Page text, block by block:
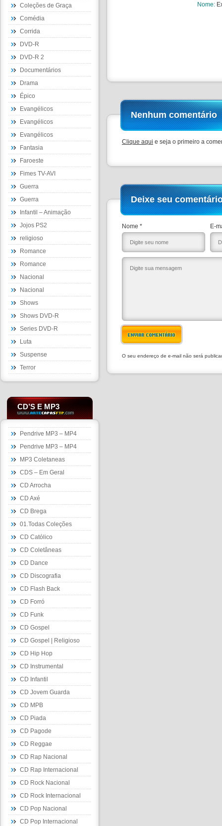
Coleções de Graça
Comédia
Corrida
DVD-R
DVD-R 2
Documentários
Drama
Épico
Evangélicos
Evangélicos
Evangélicos
Fantasia
Faroeste
Fimes TV-AVI
Guerra
Guerra
Infantil – Animação
Jojos PS2
religioso
Romance
Romance
Nacional
Nacional
Shows
Shows DVD-R
Series DVD-R
Luta
Suspense
Terror
CD’S E MP3
Pendrive MP3 – MP4
Pendrive MP3 – MP4
MP3 Coletaneas
CDS – Em Geral
CD Arrocha
CD Axé
CD Brega
01.Todas Coleções
CD Católico
CD Coletâneas
CD Dance
CD Discografia
CD Flash Back
CD Forró
CD Funk
CD Gospel
CD Gospel | Religioso
CD Hip Hop
CD Instrumental
CD Infantil
CD Jovem Guarda
CD MPB
CD Piada
CD Pagode
CD Reggae
CD Rap Nacional
CD Rap Internacional
CD Rock Nacional
CD Rock Internacional
CD Pop Nacional
CD Pop Internacional
Nome:
Nenhum comentário
Clique aqui e seja o primeiro a
Deixe seu
Nome * E-
ENVIAR COMENTÁRIO
O seu endereço de e-mail não será